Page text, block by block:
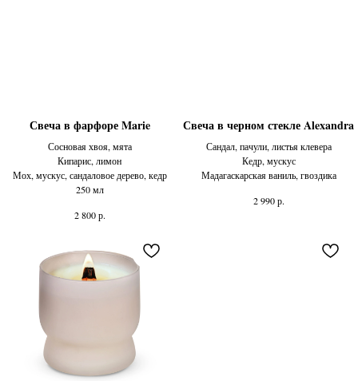
Свеча в фарфоре Marie
Сосновая хвоя, мята
Кипарис, лимон
Мох, мускус, сандаловое дерево, кедр
250 мл
2 800 р.
Свеча в черном стекле Alexandra
Сандал, пачули, листья клевера
Кедр, мускус
Мадагаскарская ваниль, гвоздика
2 990 р.